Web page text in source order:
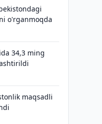
o'rganmoqda
34,3 ming
maqsadli